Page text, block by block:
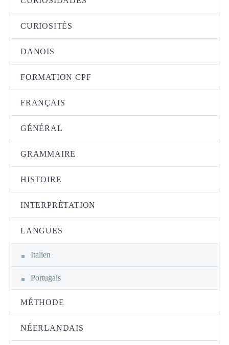
CURIOSITÉS
DANOIS
FORMATION CPF
FRANÇAIS
GÉNÉRAL
GRAMMAIRE
HISTOIRE
INTERPRÈTATION
LANGUES
Italien
Portugais
MÉTHODE
NÉERLANDAIS